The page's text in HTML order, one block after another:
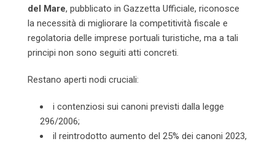
del Mare, pubblicato in Gazzetta Ufficiale, riconosce
la necessità di migliorare la competitività fiscale e
regolatoria delle imprese portuali turistiche, ma a tali
principi non sono seguiti atti concreti.
Restano aperti nodi cruciali:
i contenziosi sui canoni previsti dalla legge
296/2006;
il reintrodotto aumento del 25% dei canoni 2023,